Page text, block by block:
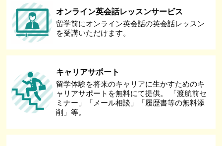
オンライン英会話レッスンサービス
留学前にオンライン英会話の英会話レッスン
を受講いただけます。
キャリアサポート
留学体験を将来のキャリアに生かすためのキ
ャリアサポートを無料にて提供。 「渡航前セ
ミナー」「メール相談」「履歴書等の無料添
削」等。